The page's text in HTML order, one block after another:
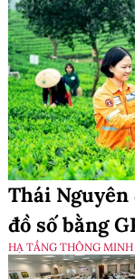
Thái Nguyên
đồ số bằng
HẠ TẦNG THÔNG MINH